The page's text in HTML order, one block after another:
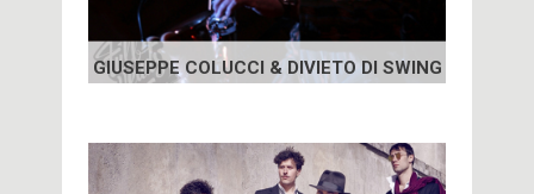
GIUSEPPE COLUCCI & DIVIETO DI SWING